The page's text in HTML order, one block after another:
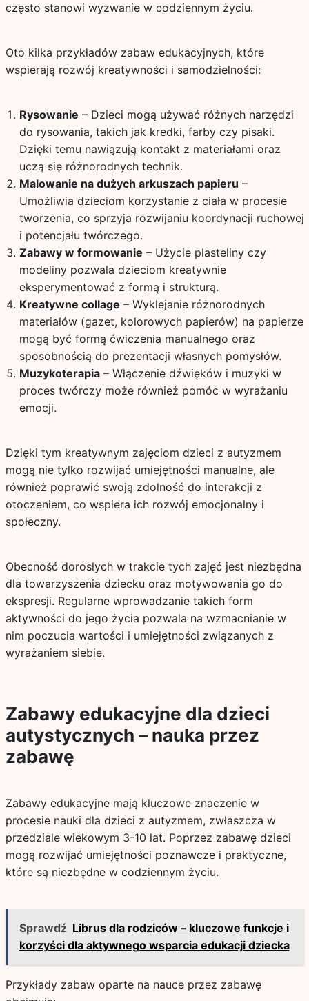
często stanowi wyzwanie w codziennym życiu.
Oto kilka przykładów zabaw edukacyjnych, które
wspierają rozwój kreatywności i samodzielności:
Rysowanie – Dzieci mogą używać różnych narzędzi
do rysowania, takich jak kredki, farby czy pisaki.
Dzięki temu nawiązują kontakt z materiałami oraz
uczą się różnorodnych technik.
Malowanie na dużych arkuszach papieru –
Umożliwia dzieciom korzystanie z ciała w procesie
tworzenia, co sprzyja rozwijaniu koordynacji ruchowej
i potencjału twórczego.
Zabawy w formowanie – Użycie plasteliny czy
modeliny pozwala dzieciom kreatywnie
eksperymentować z formą i strukturą.
Kreatywne collage – Wyklejanie różnorodnych
materiałów (gazet, kolorowych papierów) na papierze
mogą być formą ćwiczenia manualnego oraz
sposobnością do prezentacji własnych pomysłów.
Muzykoterapia– Włączenie dźwięków i muzyki w
proces twórczy może również pomóc w wyrażaniu
emocji.
Dzięki tym kreatywnym zajęciom dzieci z autyzmem
mogą nie tylko rozwijać umiejętności manualne, ale
również poprawić swoją zdolność do interakcji z
otoczeniem, co wspiera ich rozwój emocjonalny i
społeczny.
Obecność dorosłych w trakcie tych zajęć jest niezbędna
dla towarzyszenia dziecku oraz motywowania go do
ekspresji. Regularne wprowadzanie takich form
aktywności do jego życia pozwala na wzmacnianie w
nim poczucia wartości i umiejętności związanych z
wyrażaniem siebie.
Zabawy edukacyjne dla dzieci
autystycznych – nauka przez
zabawę
Zabawy edukacyjne mają kluczowe znaczenie w
procesie nauki dla dzieci z autyzmem, zwłaszcza w
przedziale wiekowym 3-10 lat. Poprzez zabawę dzieci
mogą rozwijać umiejętności poznawcze i praktyczne,
które są niezbędne w codziennym życiu.
Sprawdź Librus dla rodziców – kluczowe funkcje i
korzyści dla aktywnego wsparcia edukacji dziecka
Przykłady zabaw oparte na nauce przez zabawę